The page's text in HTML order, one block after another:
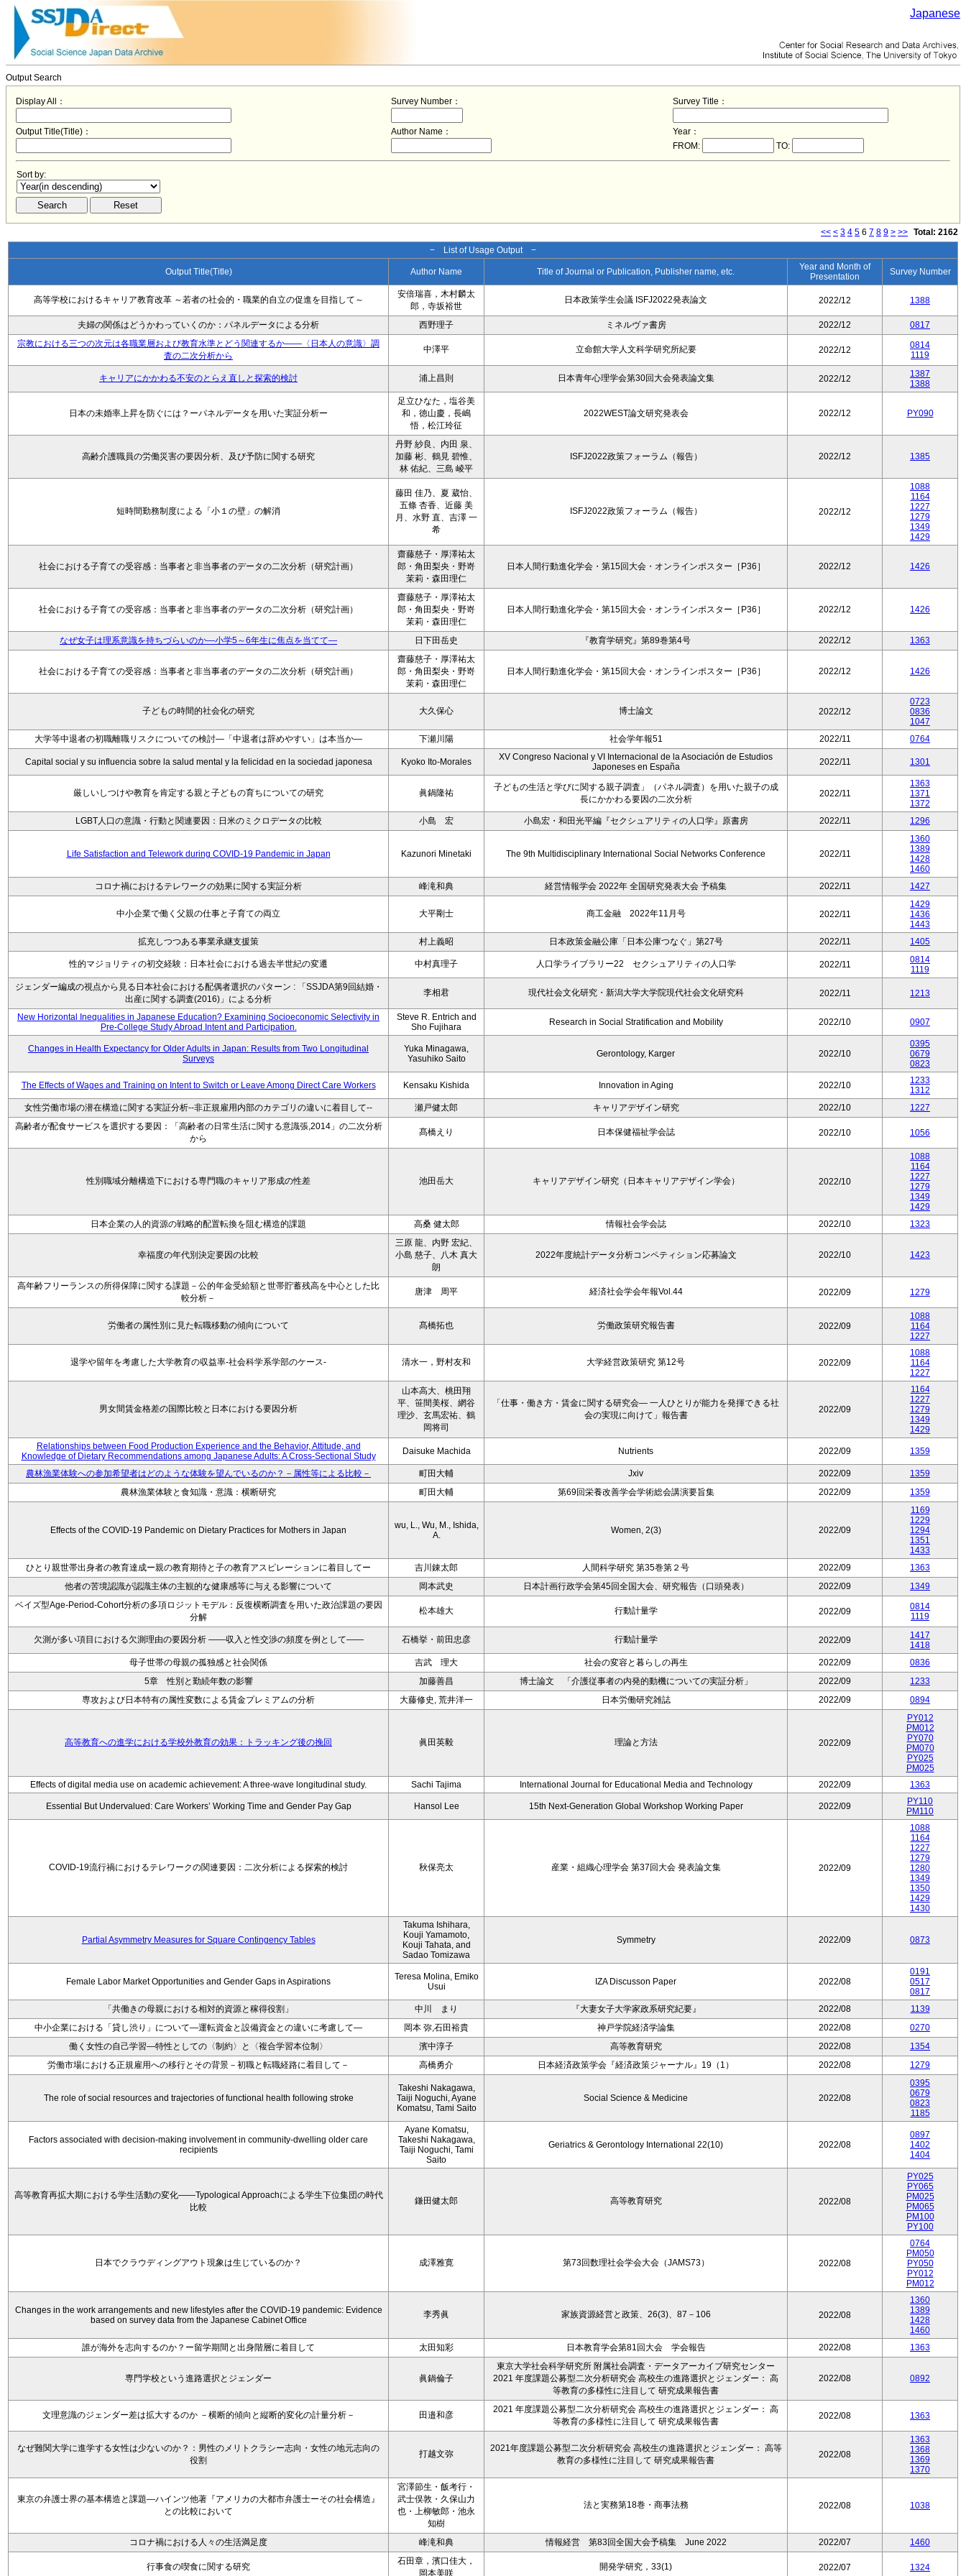
Japanese
Output Search
Display All： Survey Number： Survey Title：
Output Title(Title)： Author Name：
Year：
FROM:
TO:
Sort by:
<< < 3 4 5 6 7 8 9 > >> Total: 2162
− List of Usage Output −
Output Title(Title) Author Name Title of Journal or Publication, Publisher name, etc.
Year and Month of
Presentation
Survey Number
高等学校におけるキャリア教育改革 ～若者の社会的・職業的自立の促進を目指して～
安倍瑞喜，木村麟太
郎，寺坂裕世
日本政策学生会議 ISFJ2022発表論文 2022/12 1388
夫婦の関係はどうかわっていくのか：パネルデータによる分析 西野理子 ミネルヴァ書房 2022/12
0817
宗教における三つの次元は各職業層および教育水準とどう関連するか――〈日本人の意識〉調
査の二次分析から
中澤平 立命館大学人文科学研究所紀要 2022/12
0814
1119
キャリアにかかわる不安のとらえ直しと探索的検討 浦上昌則 日本青年心理学会第30回大会発表論文集 2022/12
1387
1388
日本の未婚率上昇を防ぐには？ーパネルデータを用いた実証分析ー
足立ひなた，塩谷美
和，徳山慶，長嶋
悟，松江玲征
2022WEST論文研究発表会 2022/12 PY090
高齢介護職員の労働災害の要因分析、及び予防に関する研究
丹野 紗良、内田 泉、
加藤 彬、鶴見 碧惟、
林 佑紀、三島 崚平
ISFJ2022政策フォーラム（報告） 2022/12 1385
短時間勤務制度による「小１の壁」の解消
藤田 佳乃、夏 葳怡、
五條 杏香、近藤 美
月、水野 直、吉澤 一
希
ISFJ2022政策フォーラム（報告） 2022/12
1088
1164
1227
1279
1349
1429
社会における子育ての受容感：当事者と非当事者のデータの二次分析（研究計画）
齋藤慈子・厚澤祐太
郎・角田梨央・野嵜
茉莉・森田理仁
日本人間行動進化学会・第15回大会・オンラインポスター［P36］ 2022/12 1426
社会における子育ての受容感：当事者と非当事者のデータの二次分析（研究計画）
齋藤慈子・厚澤祐太
郎・角田梨央・野嵜
茉莉・森田理仁
日本人間行動進化学会・第15回大会・オンラインポスター［P36］ 2022/12 1426
なぜ女子は理系意識を持ちづらいのか―小学5～6年生に焦点を当てて― 日下田岳史 『教育学研究』第89巻第4号 2022/12 1363
社会における子育ての受容感：当事者と非当事者のデータの二次分析（研究計画）
齋藤慈子・厚澤祐太
郎・角田梨央・野嵜
茉莉・森田理仁
日本人間行動進化学会・第15回大会・オンラインポスター［P36］ 2022/12 1426
子どもの時間的社会化の研究 大久保心 博士論文 2022/12
0723
0836
1047
大学等中退者の初職離職リスクについての検討―「中退者は辞めやすい」は本当か―
下瀬川陽 社会学年報51 2022/11 0764
Capital social y su influencia sobre la salud mental y la felicidad en la sociedad japonesa Kyoko Ito-Morales
XV Congreso Nacional y VI Internacional de la Asociación de Estudios
Japoneses en España
2022/11 1301
厳しいしつけや教育を肯定する親と子どもの育ちについての研究 眞鍋隆祐
子どもの生活と学びに関する親子調査」（パネル調査）を用いた親子の成
長にかかわる要因の二次分析
2022/11
1363
1371
1372
LGBT人口の意識・行動と関連要因：日米のミクロデータの比較
小島 宏 小島宏・和田光平編『セクシュアリティの人口学』原書房 2022/11 1296
Life Satisfaction and Telework during COVID-19 Pandemic in Japan Kazunori Minetaki The 9th Multidisciplinary International Social Networks Conference 2022/11
1360
1389
1428
1460
コロナ禍におけるテレワークの効果に関する実証分析
峰滝和典 経営情報学会 2022年 全国研究発表大会 予稿集 2022/11 1427
中小企業で働く父親の仕事と子育ての両立 大平剛士 商工金融 2022年11月号 2022/11
1429
1436
1443
拡充しつつある事業承継支援策
村上義昭 日本政策金融公庫「日本公庫つなぐ」第27号 2022/11 1405
性的マジョリティの初交経験：日本社会における過去半世紀の変遷 中村真理子 人口学ライブラリー22 セクシュアリティの人口学 2022/11
0814
1119
ジェンダー編成の視点から見る日本社会における配偶者選択のパターン : 「SSJDA第9回結婚・
出産に関する調査(2016)」による分析
李相君 現代社会文化研究・新潟大学大学院現代社会文化研究科 2022/11 1213
New Horizontal Inequalities in Japanese Education? Examining Socioeconomic Selectivity in
Pre-College Study Abroad Intent and Participation.
Steve R. Entrich and
Sho Fujihara
Research in Social Stratification and Mobility 2022/10 0907
Changes in Health Expectancy for Older Adults in Japan: Results from Two Longitudinal
Surveys
Yuka Minagawa,
Yasuhiko Saito
Gerontology, Karger 2022/10
0395
0679
0823
The Effects of Wages and Training on Intent to Switch or Leave Among Direct Care Workers Kensaku Kishida Innovation in Aging 2022/10
1233
1312
女性労働市場の潜在構造に関する実証分析--非正規雇用内部のカテゴリの違いに着目して--
瀬戸健太郎 キャリアデザイン研究 2022/10
1227
高齢者が配食サービスを選択する要因：「高齢者の日常生活に関する意識張,2014」の二次分析
から
髙橋えり 日本保健福祉学会誌 2022/10 1056
性別職域分離構造下における専門職のキャリア形成の性差 池田岳大 キャリアデザイン研究（日本キャリアデザイン学会） 2022/10
1088
1164
1227
1279
1349
1429
日本企業の人的資源の戦略的配置転換を阻む構造的課題
高桑 健太郎 情報社会学会誌 2022/10 1323
幸福度の年代別決定要因の比較
三原 龍、内野 宏紀、
小島 慈子、八木 真大
朗
2022年度統計データ分析コンペティション応募論文 2022/10 1423
高年齢フリーランスの所得保障に関する課題－公的年金受給額と世帯貯蓄残高を中心とした比
較分析－
唐津 周平 経済社会学会年報Vol.44 2022/09 1279
労働者の属性別に見た転職移動の傾向について 髙橋拓也 労働政策研究報告書 2022/09
1088
1164
1227
退学や留年を考慮した大学教育の収益率-社会科学系学部のケース- 清水一，野村友和 大学経営政策研究 第12号 2022/09
1088
1164
1227
男女間賃金格差の国際比較と日本における要因分析
山本高大、桃田翔
平、笹間美桜、網谷
理沙、玄馬宏祐、鶴
岡将司
「仕事・働き方・賃金に関する研究会― 一人ひとりが能力を発揮できる社
会の実現に向けて」報告書
2022/09
1164
1227
1279
1349
1429
Relationships between Food Production Experience and the Behavior, Attitude, and
Knowledge of Dietary Recommendations among Japanese Adults: A Cross-Sectional Study
Daisuke Machida Nutrients 2022/09 1359
農林漁業体験への参加希望者はどのような体験を望んでいるのか？－属性等による比較－ 町田大輔 Jxiv 2022/09
1359
農林漁業体験と食知識・意識：横断研究
町田大輔 第69回栄養改善学会学術総会講演要旨集 2022/09 1359
Effects of the COVID-19 Pandemic on Dietary Practices for Mothers in Japan
wu, L., Wu, M., Ishida,
A.
Women, 2(3) 2022/09
1169
1229
1294
1351
1433
ひとり親世帯出身者の教育達成ー親の教育期待と子の教育アスピレーションに着目してー
吉川錬太郎 人間科学研究 第35巻第２号 2022/09
1363
他者の苦境認識が認識主体の主観的な健康感等に与える影響について
岡本武史 日本計画行政学会第45回全国大会、研究報告（口頭発表） 2022/09
1349
ベイズ型Age-Period-Cohort分析の多項ロジットモデル：反復横断調査を用いた政治課題の要因
分解
松本雄大 行動計量学 2022/09
0814
1119
欠測が多い項目における欠測理由の要因分析 ——収入と性交渉の頻度を例として—— 石橋挙・前田忠彦 行動計量学 2022/09
1417
1418
母子世帯の母親の孤独感と社会関係
吉武 理大 社会の変容と暮らしの再生 2022/09
0836
5章 性別と勤続年数の影響
加藤善昌 博士論文 「介護従事者の内発的動機についての実証分析」 2022/09
1233
専攻および日本特有の属性変数による賃金プレミアムの分析
大藤修史, 荒井洋一 日本労働研究雑誌 2022/09 0894
高等教育への進学における学校外教育の効果：トラッキング後の挽回 眞田英毅 理論と方法 2022/09
PY012
PM012
PY070
PM070
PY025
PM025
Effects of digital media use on academic achievement: A three-wave longitudinal study.
Sachi Tajima International Journal for Educational Media and Technology 2022/09 1363
Essential But Undervalued: Care Workers’ Working Time and Gender Pay Gap Hansol Lee 15th Next-Generation Global Workshop Working Paper 2022/09
PY110
PM110
COVID-19流行禍におけるテレワークの関連要因：二次分析による探索的検討 秋保亮太 産業・組織心理学会 第37回大会 発表論文集 2022/09
1088
1164
1227
1279
1280
1349
1350
1429
1430
Partial Asymmetry Measures for Square Contingency Tables
Takuma Ishihara,
Kouji Yamamoto,
Kouji Tahata, and
Sadao Tomizawa
Symmetry 2022/09 0873
Female Labor Market Opportunities and Gender Gaps in Aspirations
Teresa Molina, Emiko
Usui
IZA Discusson Paper 2022/08
0191
0517
0817
「共働きの母親における相対的資源と稼得役割」
中川 まり 『大妻女子大学家政系研究紀要』 2022/08
1139
中小企業における「貸し渋り」について―運転資金と設備資金との違いに考慮して―
岡本 弥,石田裕貴 神戸学院経済学論集 2022/08
0270
働く女性の自己学習―特性としての〈制約〉と〈複合学習本位制〉
濱中淳子 高等教育研究 2022/08
1354
労働市場における正規雇用への移行とその背景－初職と転職経路に着目して－
高橋勇介 日本経済政策学会『経済政策ジャーナル』19（1） 2022/08 1279
The role of social resources and trajectories of functional health following stroke
Takeshi Nakagawa,
Taiji Noguchi, Ayane
Komatsu, Tami Saito
Social Science & Medicine 2022/08
0395
0679
0823
1185
Factors associated with decision‐making involvement in community‐dwelling older care
recipients
Ayane Komatsu,
Takeshi Nakagawa,
Taiji Noguchi, Tami
Saito
Geriatrics & Gerontology International 22(10) 2022/08
0897
1402
1404
高等教育再拡大期における学生活動の変化——Typological Approachによる学生下位集団の時代
比較
鎌田健太郎 高等教育研究 2022/08
PY025
PY065
PM025
PM065
PM100
PY100
日本でクラウディングアウト現象は生じているのか？ 成澤雅寛 第73回数理社会学会大会（JAMS73） 2022/08
0764
PM050
PY050
PY012
PM012
Changes in the work arrangements and new lifestyles after the COVID-19 pandemic: Evidence
based on survey data from the Japanese Cabinet Office
李秀眞 家族資源経営と政策、26(3)、87－106 2022/08
1360
1389
1428
1460
誰が海外を志向するのか？ー留学期間と出身階層に着目して
太田知彩 日本教育学会第81回大会 学会報告 2022/08 1363
専門学校という進路選択とジェンダー 眞鍋倫子
東京大学社会科学研究所 附属社会調査・データアーカイブ研究センター
2021 年度課題公募型二次分析研究会 高校生の進路選択とジェンダー： 高
等教育の多様性に注目して 研究成果報告書
2022/08 0892
文理意識のジェンダー差は拡大するのか －横断的傾向と縦断的変化の計量分析－ 田邉和彦
2021 年度課題公募型二次分析研究会 高校生の進路選択とジェンダー： 高
等教育の多様性に注目して 研究成果報告書
2022/08 1363
なぜ難関大学に進学する女性は少ないのか？：男性のメリトクラシー志向・女性の地元志向の
役割
打越文弥
2021年度課題公募型二次分析研究会 高校生の進路選択とジェンダー： 高等
教育の多様性に注目して 研究成果報告書
2022/08
1363
1368
1369
1370
東京の弁護士界の基本構造と課題―ハインツ他著『アメリカの大都市弁護士ーその社会構造』
との比較において
宮澤節生・飯考行・
武士俣敦・久保山力
也・上柳敏郎・池永
知樹
法と実務第18巻・商事法務 2022/08 1038
コロナ禍における人々の生活満足度 峰滝和典 情報経営 第83回全国大会予稿集 June 2022 2022/07 1460
行事食の喫食に関する研究
石田章，濱口佳大，
岡本美咲
開発学研究，33(1) 2022/07 1324